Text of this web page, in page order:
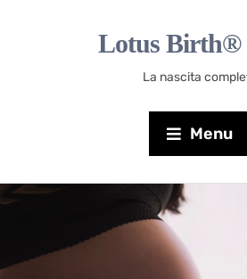
Lotus Birth®
La nascita
Menu